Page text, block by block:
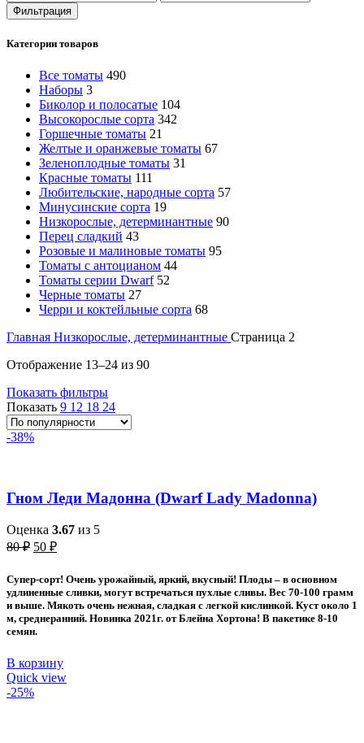
цена
цена
Фильтрация
Категории товаров
Все томаты 490
Наборы 3
Биколор и полосатые 104
Высокорослые сорта 342
Горшечные томаты 21
Желтые и оранжевые томаты 67
Зеленоплодные томаты 31
Красные томаты 111
Любительские, народные сорта 57
Минусинские сорта 19
Низкорослые, детерминантные 90
Перец сладкий 43
Розовые и малиновые томаты 95
Томаты с антоцианом 44
Томаты серии Dwarf 52
Черные томаты 27
Черри и коктейльные сорта 68
Главная Низкорослые, детерминантные Страница 2
Отображение 13–24 из 90
Показать фильтры
Показать 9 12 18 24
-38%
Гном Леди Мадонна (Dwarf Lady Madonna)
Оценка 3.67 из 5
80₽ Первоначальная
составляла
80 ₽.
50 ₽Текущая
50 ₽.
Супер-сорт! Очень урожайный, яркий, вкусный! Плоды – в основном
удлиненные сливки, могут встречаться пухлые сливы. Вес 70-100 грамм
и выше. Мякоть очень нежная, сладкая с легкой кислинкой. Куст около 1
м, среднеранний. Новинка 2021г. от Блейна Хортона! В пакетике 8-10
семян.
В корзину
Quick view
-25%